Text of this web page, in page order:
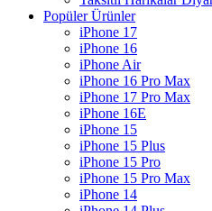
Popüler Ürünler
iPhone 17
iPhone 16
iPhone Air
iPhone 16 Pro Max
iPhone 17 Pro Max
iPhone 16E
iPhone 15
iPhone 15 Plus
iPhone 15 Pro
iPhone 15 Pro Max
iPhone 14